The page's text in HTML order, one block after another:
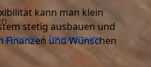
kann man klein
stetig ausbauen und
und Wünschen
| Impressum